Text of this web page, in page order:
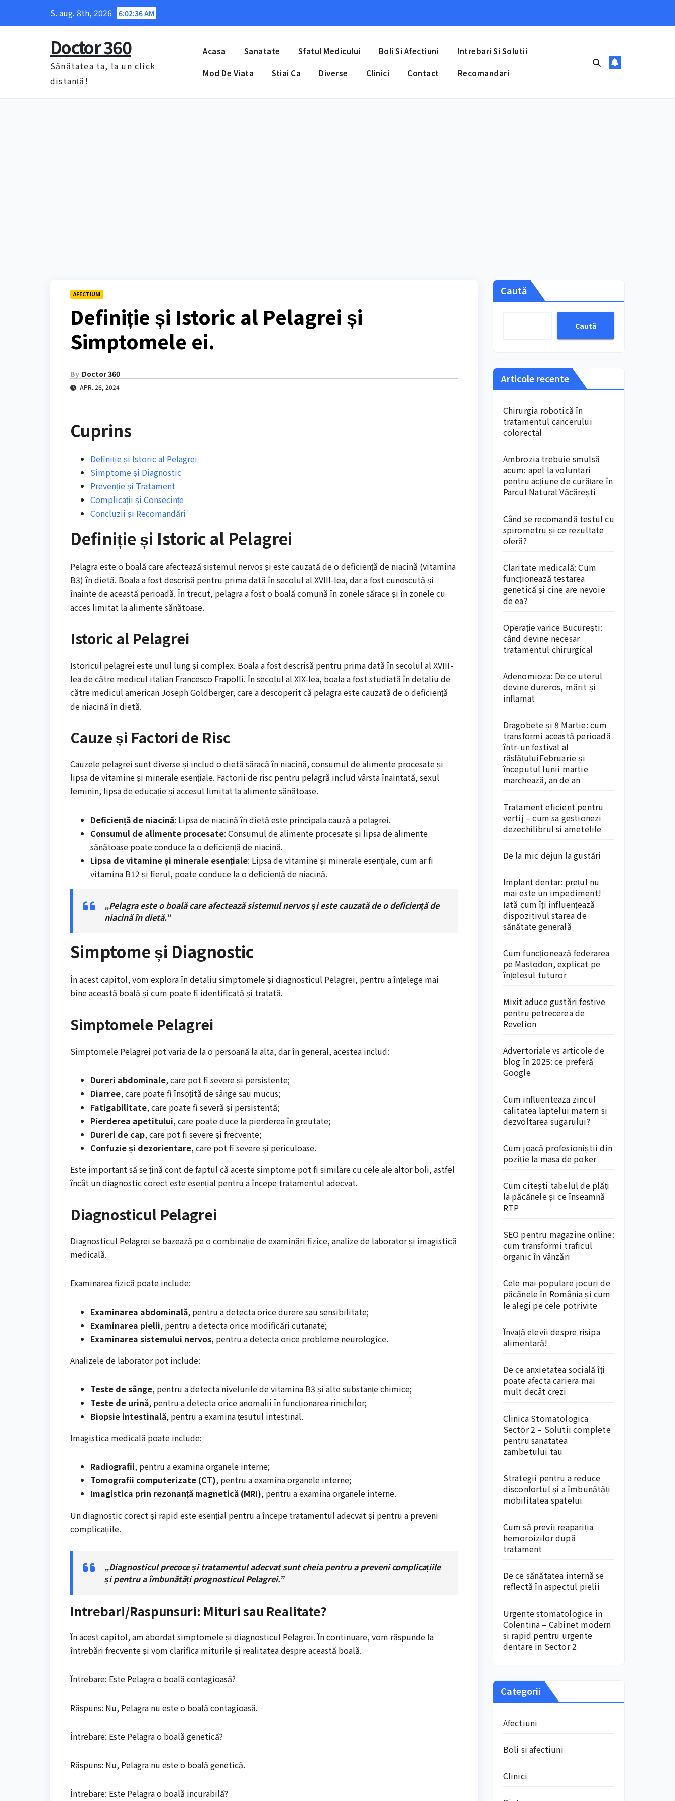
S. aug. 8th, 2026 6:02:37 AM
Doctor 360
Sănătatea ta, la un click
distanță!
Acasa Sanatate Sfatul Medicului Boli Si Afectiuni Intrebari Si Solutii
Mod De Viata Stiai Ca Diverse Clinici Contact Recomandari
AFECTIUNI
Definiție și Istoric al Pelagrei și
Simptomele ei.
By Doctor 360
APR. 26, 2024
Cuprins
Definiție și Istoric al Pelagrei
Simptome și Diagnostic
Prevenție și Tratament
Complicații și Consecințe
Concluzii și Recomandări
Definiție și Istoric al Pelagrei
Pelagra este o boală care afectează sistemul nervos și este cauzată de o deficiență de niacină (vitamina
B3) în dietă. Boala a fost descrisă pentru prima dată în secolul al XVIII-lea, dar a fost cunoscută și
înainte de această perioadă. În trecut, pelagra a fost o boală comună în zonele sărace și în zonele cu
acces limitat la alimente sănătoase.
Istoric al Pelagrei
Istoricul pelagrei este unul lung și complex. Boala a fost descrisă pentru prima dată în secolul al XVIII-
lea de către medicul italian Francesco Frapolli. În secolul al XIX-lea, boala a fost studiată în detaliu de
către medicul american Joseph Goldberger, care a descoperit că pelagra este cauzată de o deficiență
de niacină în dietă.
Cauze și Factori de Risc
Cauzele pelagrei sunt diverse și includ o dietă săracă în niacină, consumul de alimente procesate și
lipsa de vitamine și minerale esențiale. Factorii de risc pentru pelagră includ vârsta înaintată, sexul
feminin, lipsa de educație și accesul limitat la alimente sănătoase.
Deficiență de niacină: Lipsa de niacină în dietă este principala cauză a pelagrei.
Consumul de alimente procesate: Consumul de alimente procesate și lipsa de alimente
sănătoase poate conduce la o deficiență de niacină.
Lipsa de vitamine și minerale esențiale: Lipsa de vitamine și minerale esențiale, cum ar fi
vitamina B12 și fierul, poate conduce la o deficiență de niacină.
„Pelagra este o boală care afectează sistemul nervos și este cauzată de o deficiență de
niacină în dietă.”
Simptome și Diagnostic
În acest capitol, vom explora în detaliu simptomele și diagnosticul Pelagrei, pentru a înțelege mai
bine această boală și cum poate fi identificată și tratată.
Simptomele Pelagrei
Simptomele Pelagrei pot varia de la o persoană la alta, dar în general, acestea includ:
Dureri abdominale, care pot fi severe și persistente;
Diarree, care poate fi însoțită de sânge sau mucus;
Fatigabilitate, care poate fi severă și persistentă;
Pierderea apetitului, care poate duce la pierderea în greutate;
Dureri de cap, care pot fi severe și frecvente;
Confuzie și dezorientare, care pot fi severe și periculoase.
Este important să se țină cont de faptul că aceste simptome pot fi similare cu cele ale altor boli, astfel
încât un diagnostic corect este esențial pentru a începe tratamentul adecvat.
Diagnosticul Pelagrei
Diagnosticul Pelagrei se bazează pe o combinație de examinări fizice, analize de laborator și imagistică
medicală.
Examinarea fizică poate include:
Examinarea abdominală, pentru a detecta orice durere sau sensibilitate;
Examinarea pielii, pentru a detecta orice modificări cutanate;
Examinarea sistemului nervos, pentru a detecta orice probleme neurologice.
Analizele de laborator pot include:
Teste de sânge, pentru a detecta nivelurile de vitamina B3 și alte substanțe chimice;
Teste de urină, pentru a detecta orice anomalii în funcționarea rinichilor;
Biopsie intestinală, pentru a examina țesutul intestinal.
Imagistica medicală poate include:
Radiografii, pentru a examina organele interne;
Tomografii computerizate (CT), pentru a examina organele interne;
Imagistica prin rezonanță magnetică (MRI), pentru a examina organele interne.
Un diagnostic corect și rapid este esențial pentru a începe tratamentul adecvat și pentru a preveni
complicațiile.
„Diagnosticul precoce și tratamentul adecvat sunt cheia pentru a preveni complicațiile
și pentru a îmbunătăți prognosticul Pelagrei.”
Intrebari/Raspunsuri: Mituri sau Realitate?
În acest capitol, am abordat simptomele și diagnosticul Pelagrei. În continuare, vom răspunde la
întrebări frecvente și vom clarifica miturile și realitatea despre această boală.
Întrebare: Este Pelagra o boală contagioasă?
Răspuns: Nu, Pelagra nu este o boală contagioasă.
Întrebare: Este Pelagra o boală genetică?
Răspuns: Nu, Pelagra nu este o boală genetică.
Întrebare: Este Pelagra o boală incurabilă?
Caută
Caută
Articole recente
Chirurgia robotică în
tratamentul cancerului
colorectal
Ambrozia trebuie smulsă
acum: apel la voluntari
pentru acțiune de curățare în
Parcul Natural Văcărești
Când se recomandă testul cu
spirometru și ce rezultate
oferă?
Claritate medicală: Cum
funcționează testarea
genetică și cine are nevoie
de ea?
Operație varice București:
când devine necesar
tratamentul chirurgical
Adenomioza: De ce uterul
devine dureros, mărit și
inflamat
Dragobete și 8 Martie: cum
transformi această perioadă
într-un festival al
răsfățuluiFebruarie și
începutul lunii martie
marchează, an de an
Tratament eficient pentru
vertij – cum sa gestionezi
dezechilibrul si ametelile
De la mic dejun la gustări
Implant dentar: prețul nu
mai este un impediment!
Iată cum îți influențează
dispozitivul starea de
sănătate generală
Cum funcționează federarea
pe Mastodon, explicat pe
înțelesul tuturor
Mixit aduce gustări festive
pentru petrecerea de
Revelion
Advertoriale vs articole de
blog în 2025: ce preferă
Google
Cum influenteaza zincul
calitatea laptelui matern si
dezvoltarea sugarului?
Cum joacă profesioniștii din
poziție la masa de poker
Cum citești tabelul de plăți
la păcănele și ce înseamnă
RTP
SEO pentru magazine online:
cum transformi traficul
organic în vânzări
Cele mai populare jocuri de
păcănele în România și cum
le alegi pe cele potrivite
Învață elevii despre risipa
alimentară!
De ce anxietatea socială îți
poate afecta cariera mai
mult decât crezi
Clinica Stomatologica
Sector 2 – Solutii complete
pentru sanatatea
zambetului tau
Strategii pentru a reduce
disconfortul și a îmbunătăți
mobilitatea spatelui
Cum să previi reapariția
hemoroizilor după
tratament
De ce sănătatea internă se
reflectă în aspectul pielii
Urgente stomatologice in
Colentina – Cabinet modern
si rapid pentru urgente
dentare in Sector 2
Categorii
Afectiuni
Boli si afectiuni
Clinici